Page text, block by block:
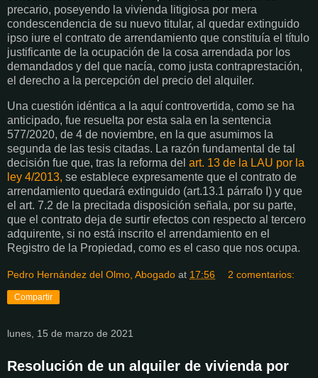
precario, poseyendo la vivienda litigiosa por mera
condescendencia de su nuevo titular, al quedar extinguido
ipso iure el contrato de arrendamiento que constituía el título
justificante de la ocupación de la cosa arrendada por los
demandados y del que nacía, como justa contraprestación,
el derecho a la percepción del precio del alquiler.
Una cuestión idéntica a la aquí controvertida, como se ha
anticipado, fue resuelta por esta sala en la sentencia
577/2020, de 4 de noviembre, en la que asumimos la
segunda de las tesis citadas. La razón fundamental de tal
decisión fue que, tras la reforma del art. 13 de la LAU por la
ley 4/2013, se establece expresamente que el contrato de
arrendamiento quedará extinguido (art.13.1 párrafo I) y que
el art. 7.2 de la precitada disposición señala, por su parte,
que el contrato deja de surtir efectos con respecto al tercero
adquirente, si no está inscrito el arrendamiento en el
Registro de la Propiedad, como es el caso que nos ocupa.
Pedro Hernández del Olmo, Abogado at 17:56 2 comentarios:
Compartir
lunes, 15 de marzo de 2021
Resolución de un alquiler de vivienda por